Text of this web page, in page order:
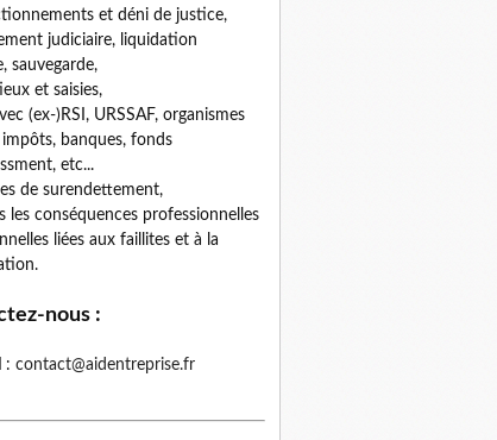
et déni de justice,
judiciaire, liquidation
sauvegarde,
et saisies,
(ex-)RSI, URSSAF, organismes
banques, fonds
etc...
de surendettement,
les conséquences professionnelles
liées aux faillites et à la
nous :
: contact@aidentreprise.fr